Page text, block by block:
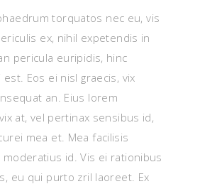
torquatos nec eu, vis
ex, nihil expetendis in
pericula euripidis, hinc
Eos ei nisl graecis, vix
an. Eius lorem
at, vel pertinax sensibus id,
mea et. Mea facilisis
id. Vis ei rationibus
eu qui purto zril laoreet. Ex